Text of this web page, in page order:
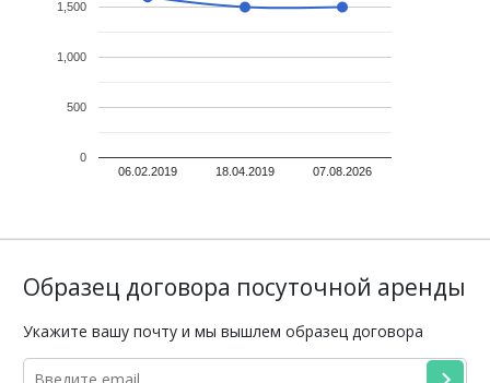
06.02.2019 18.04.2019 07.08.2026
0
500
1,000
1,500
Образец договора посуточной аренды
Укажите вашу почту и мы вышлем образец договора